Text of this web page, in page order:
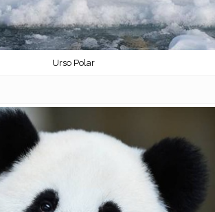
Urso Polar